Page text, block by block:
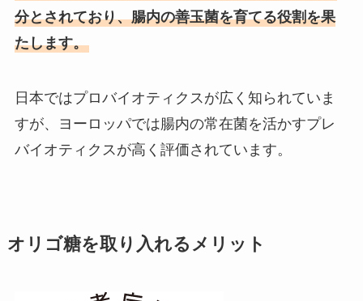
分とされており、腸内の善玉菌を育てる役割を果
たします。
日本ではプロバイオティクスが広く知られていま
すが、ヨーロッパでは腸内の常在菌を活かすプレ
バイオティクスが高く評価されています。
オリゴ糖を取り入れるメリット